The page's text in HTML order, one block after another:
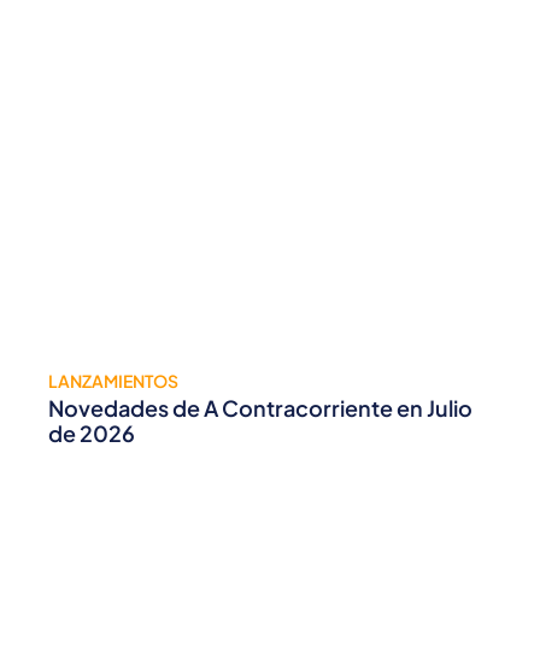
LANZAMIENTOS
Novedades de A Contracorriente en Julio
de 2026